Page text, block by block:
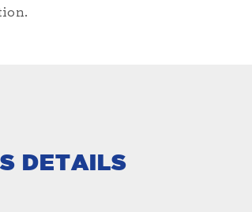
DETAILS